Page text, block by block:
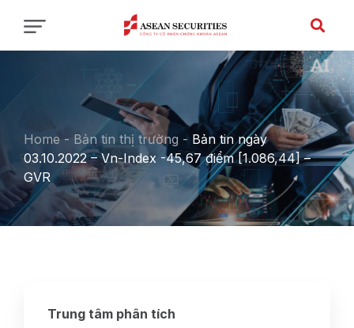
Home - Bản tin thị trường - Bản tin ngày
03.10.2022 – Vn-Index -45,67 điểm [1.086,44] –
GVR
Trung tâm phân tích